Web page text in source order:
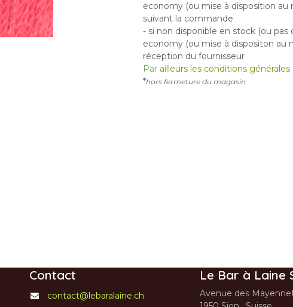
economy (ou mise à disposition au
suivant la commande
- si non disponible en stock (ou pas
economy (ou mise à dispositon au
réception du fournisseur
Par ailleurs les conditions
*hors fermeture du magasin
Contact
contact@lebaralaine.ch
Le Bar à Laine
Avenue des